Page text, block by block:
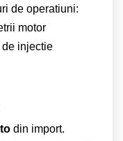
de operatiuni:
motor
injectie
din import.